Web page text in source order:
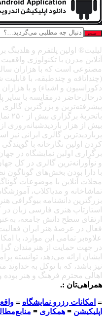
جستجو
لیلیت® اولین پلتفرم و هلدینگ
آنلاین مدرن با تکنولوژی
مصنوعی است که با هزاران
(چنداتاقه و چندطبقه، با
دکوراسیون و اشیاء) و با
درحال‌حاضر درمقایسه با سایر
پیشرفته‌ترین و بزرگترین
بیش از هزار بازدیدشبانه‌روزی
پربازدیدترین گالری ایرانی نیز
کردن اولین نگارخانه با
برگزاری اولین نمایشگاه در
و نوآورانه‌ترین گالری در کل
با دارا بودن بخش‌های گوناگون
مجلات آنلاین با موضوعات
تماشاخانه و مدیاکلاب،
بزرگترین دانشنامه بیوگرافی
استارتاپ هنری فارسی زبان
ارتقای سطح دانش جامعه،
فعال در عرصهٔ هنر ایران
علاوه‌بر تمامی این موارد، با
در جهت حمایت از هنرمندان
ایشان ارائه می‌دهد، توانسته
نیز باشد، که با توکل به
اهالی محترم فرهنگ و هنر
همراهی‌تان :.
≡ امکانات رزرو نمایشگاه ≡
اپلیکیشن ≡ همکاری ≡